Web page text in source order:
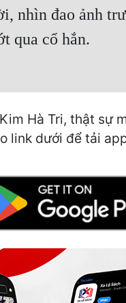
nhìn đao ảnh
qua cổ hắn.
Hà Tri, thật sự
link dưới để tải